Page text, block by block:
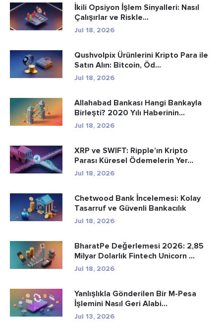
İkili Opsiyon İşlem Sinyalleri: Nasıl
Çalışırlar ve Riskle...
Jul 18, 2026
Qushvolpix Ürünlerini Kripto Para ile
Satın Alın: Bitcoin, Öd...
Jul 18, 2026
Allahabad Bankası Hangi Bankayla
Birleşti? 2020 Yılı Haberinin...
Jul 18, 2026
XRP ve SWIFT: Ripple’ın Kripto
Parası Küresel Ödemelerin Yer...
Jul 18, 2026
Chetwood Bank İncelemesi: Kolay
Tasarruf ve Güvenli Bankacılık
Jul 18, 2026
BharatPe Değerlemesi 2026: 2,85
Milyar Dolarlık Fintech Unicorn ...
Jul 18, 2026
Yanlışlıkla Gönderilen Bir M-Pesa
İşlemini Nasıl Geri Alabi...
Jul 13, 2026